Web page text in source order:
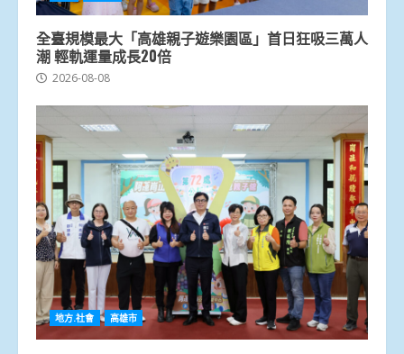
全臺規模最大「高雄親子遊樂園區」首日狂吸三萬人
潮 輕軌運量成長20倍
2026-08-08
地方.社會 高雄市